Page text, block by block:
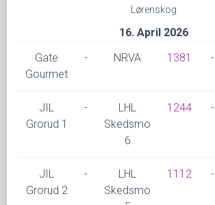
Lørenskog
16. April 2026
Gate
Gourmet
- NRVA 1381 -
JIL
Grorud 1
-
LHL
Skedsmo
6
1244 -
JIL
Grorud 2
-
LHL
Skedsmo
1112 -